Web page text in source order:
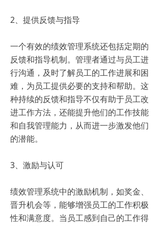
2、提供反馈与指导
一个有效的绩效管理系统还包括定期的
反馈和指导机制。管理者通过与员工进
行沟通，及时了解员工的工作进展和困
难，为员工提供必要的支持和帮助。这
种持续的反馈和指导不仅有助于员工改
进工作方法，还能提升他们的工作技能
和自我管理能力，从而进一步激发他们
的潜能。
3、激励与认可
绩效管理系统中的激励机制，如奖金、
晋升机会等，能够增强员工的工作积极
性和满意度。当员工感到自己的工作得